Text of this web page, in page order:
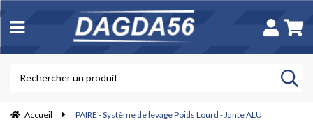
Accueil PAIRE - Système de levage Poids Lourd - Jante ALU